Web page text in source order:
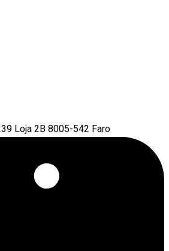
Loja 2B 8005-542 Faro